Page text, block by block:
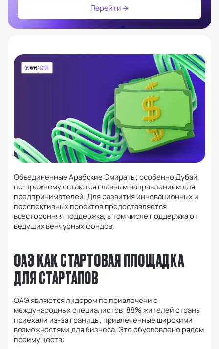
Перейти
Объединенные Арабские Эмираты, особенно Дубай,
по-прежнему остаются главным направлением для
предпринимателей. Для развития инновационных и
перспективных проектов предоставляется
всесторонняя поддержка, в том числе поддержка от
ведущих венчурных фондов.
ОАЭ КАК СТАРТОВАЯ ПЛОЩАДКА
ДЛЯ СТАРТАПОВ
ОАЭ являются лидером по привлечению
международных специалистов: 88% жителей страны
приехали из-за границы, привлеченные широкими
возможностями для бизнеса. Это обусловлено рядом
преимуществ: